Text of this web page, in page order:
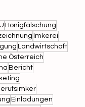
Honigfälschung
Imkerei
Landwirtschaft
Österreich
Bericht
Einladungen